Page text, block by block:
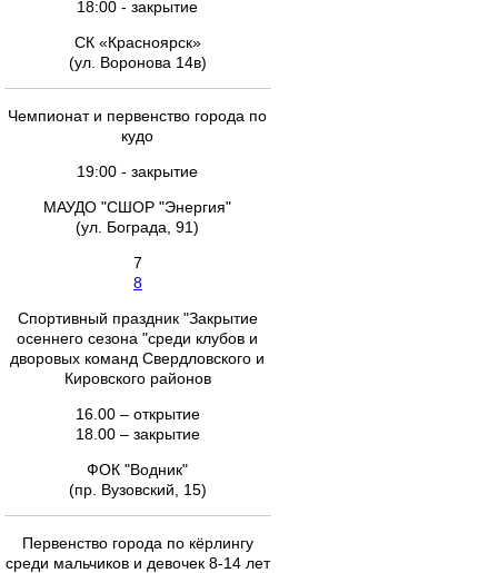
18:00 - закрытие
СК «Красноярск»
(ул. Воронова 14в)
Чемпионат и первенство города по
кудо
19:00 - закрытие
МАУДО "СШОР "Энергия"
(ул. Бограда, 91)
7
8
Спортивный праздник "Закрытие
осеннего сезона "среди клубов и
дворовых команд Свердловского и
Кировского районов
16.00 – открытие
18.00 – закрытие
ФОК "Водник"
(пр. Вузовский, 15)
Первенство города по кёрлингу
среди мальчиков и девочек 8-14 лет